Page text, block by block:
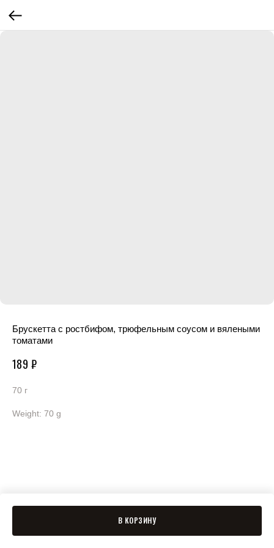
Брускетта с ростбифом, трюфельным соусом и вялеными
томатами
189 ₽
В КОРЗИНУ
70 г
Weight: 70 g